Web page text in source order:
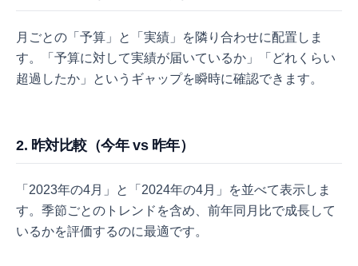
月ごとの「予算」と「実績」を隣り合わせに配置しま
す。「予算に対して実績が届いているか」「どれくらい
超過したか」というギャップを瞬時に確認できます。
2. 昨対比較（今年 vs 昨年）
「2023年の4月」と「2024年の4月」を並べて表示しま
す。季節ごとのトレンドを含め、前年同月比で成長して
いるかを評価するのに最適です。